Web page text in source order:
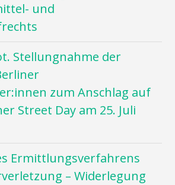
und
Stellungnahme der
zum Anschlag auf
Street Day am 25. Juli
Ermittlungsverfahrens
– Widerlegung